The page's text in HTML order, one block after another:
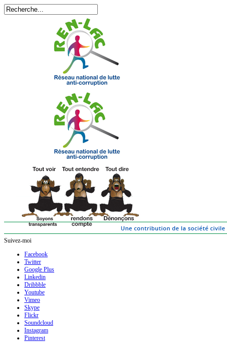
Suivez-moi
Facebook
Twitter
Google Plus
Linkedin
Dribbble
Youtube
Vimeo
Skype
Flickr
Soundcloud
Instagram
Pinterest